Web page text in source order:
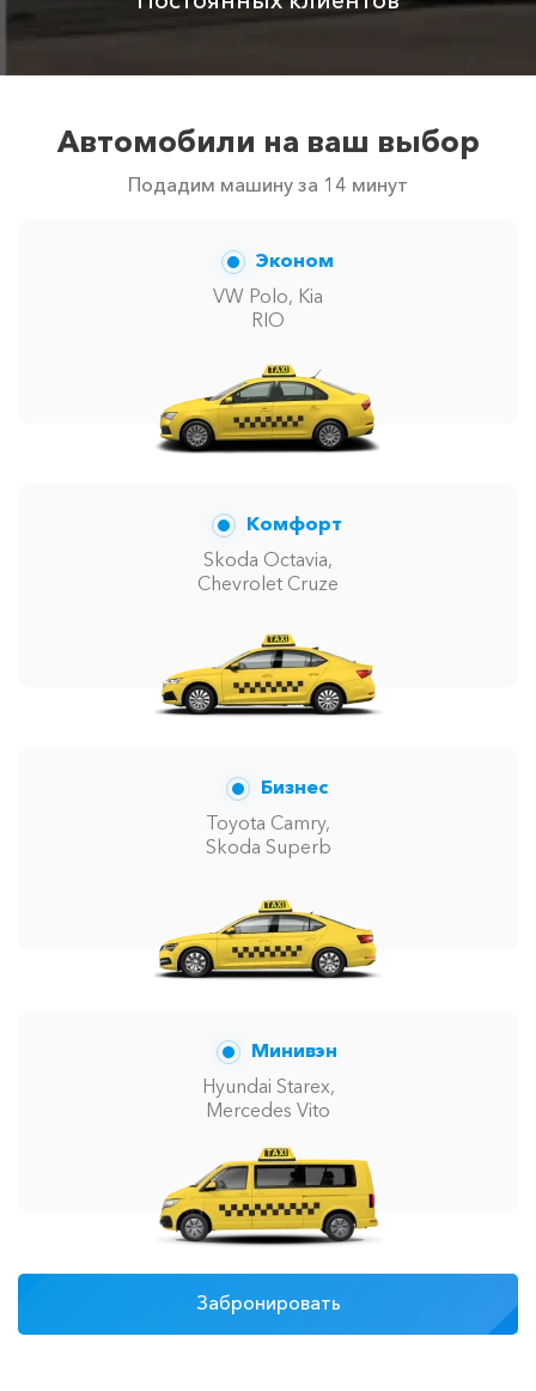
Автомобили на ваш выбор
Подадим машину за 14 минут
Эконом
VW Polo, Kia
RIO
Комфорт
Skoda Octavia,
Chevrolet Cruze
Бизнес
Toyota Camry,
Skoda Superb
Минивэн
Hyundai Starex,
Mercedes Vito
Забронировать